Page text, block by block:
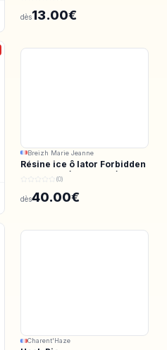
dès13.00€
Breizh Marie Jeanne
Résine ice ô lator Forbidden
valley CBD/CBDV 190/73u
(0)
dès40.00€
Charent'Haze